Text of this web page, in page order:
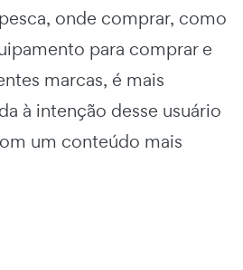
onde comprar, como
para comprar e
marcas, é mais
à intenção desse usuário
um conteúdo mais